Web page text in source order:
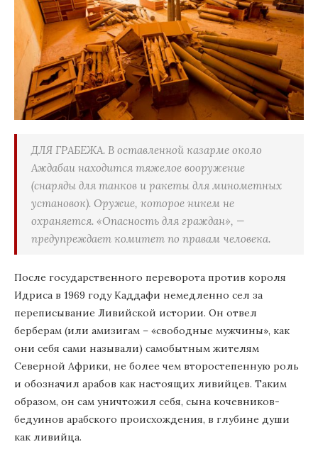
ДЛЯ ГРАБЕЖА. В оставленной казарме около
Аждабаи находится тяжелое вооружение
(снаряды для танков и ракеты для минометных
установок). Оружие, которое никем не
охраняется. «Опасность для граждан», —
предупреждает комитет по правам человека.
После государственного переворота против короля
Идриса в 1969 году Каддафи немедленно сел за
переписывание Ливийской истории. Он отвел
берберам (или амизигам – «свободные мужчины», как
они себя сами называли) самобытным жителям
Северной Африки, не более чем второстепенную роль
и обозначил арабов как настоящих ливийцев. Таким
образом, он сам уничтожил себя, сына кочевников-
бедуинов арабского происхождения, в глубине души
как ливийца.